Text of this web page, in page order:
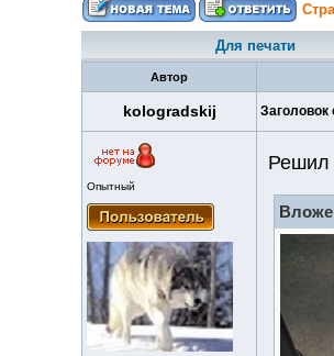
Для печати
Автор
kologradskij Заголовок
Опытный
Решил